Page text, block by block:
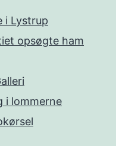
i Lystrup
opsøgte ham
i lommerne